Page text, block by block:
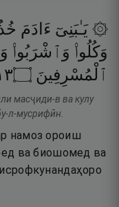
۞ يَـٰبَنِىٓ ءَادَمَ
وَكُلُوا۟ وَٱشْرَبُوا۟
ٱلْمُسْرِفِينَ ۝
масҷиди-в ва кулу
л-мусрифӣн.
намоз ороиш
ва биошомед ва